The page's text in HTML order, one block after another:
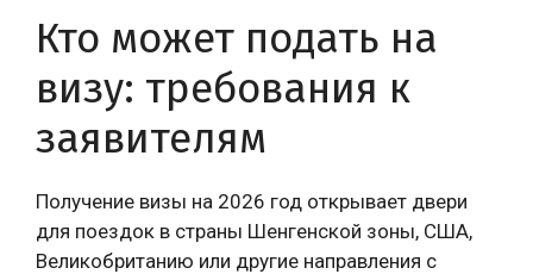
Кто может подать на
визу: требования к
заявителям
Получение визы на 2026 год открывает двери
для поездок в страны Шенгенской зоны, США,
Великобританию или другие направления с